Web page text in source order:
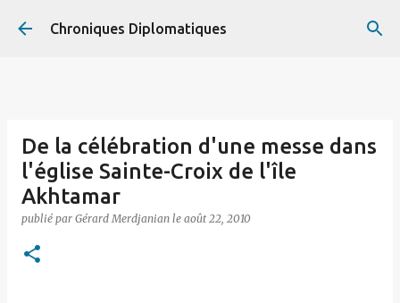
Accéder au contenu principal
Chroniques Diplomatiques
De la célébration d'une messe dans
l'église Sainte-Croix de l'île
Akhtamar
publié par Gérard Merdjanian le août 22, 2010